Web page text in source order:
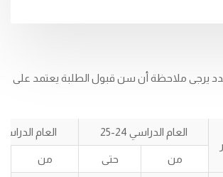
يرجى ملاحظة أن سن قبول الطلبة يعتمد على
العام الدراسي 24-25 العام الدراسي 25-
من حتى من